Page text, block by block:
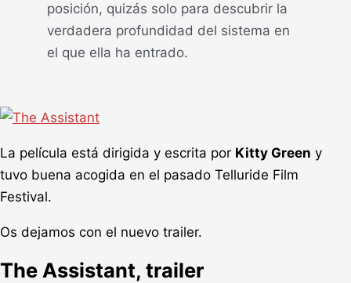
posición, quizás solo para descubrir la
verdadera profundidad del sistema en
el que ella ha entrado.
La película está dirigida y escrita por Kitty Green y
tuvo buena acogida en el pasado Telluride Film
Festival.
Os dejamos con el nuevo trailer.
The Assistant, trailer